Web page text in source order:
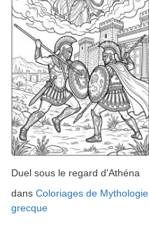
Duel sous le regard d'Athéna
dans Coloriages de Mythologie
grecque